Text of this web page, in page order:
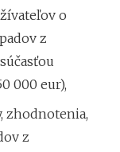
o
z
000 eur),
zhodnotenia,
z